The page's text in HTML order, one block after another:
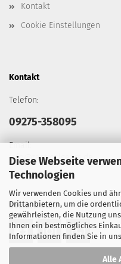
Diese Webseite
Technologien
Wir verwenden Cookies und
Drittanbietern, um die
gewährleisten, die Nutzung
Ihnen ein bestmögliches
Informationen finden Sie in
Alle
Kontakt
Cookie Einstellungen
Kontakt
Telefon:
09275-358095
Email:
info@tacticalgears.de
Social Media